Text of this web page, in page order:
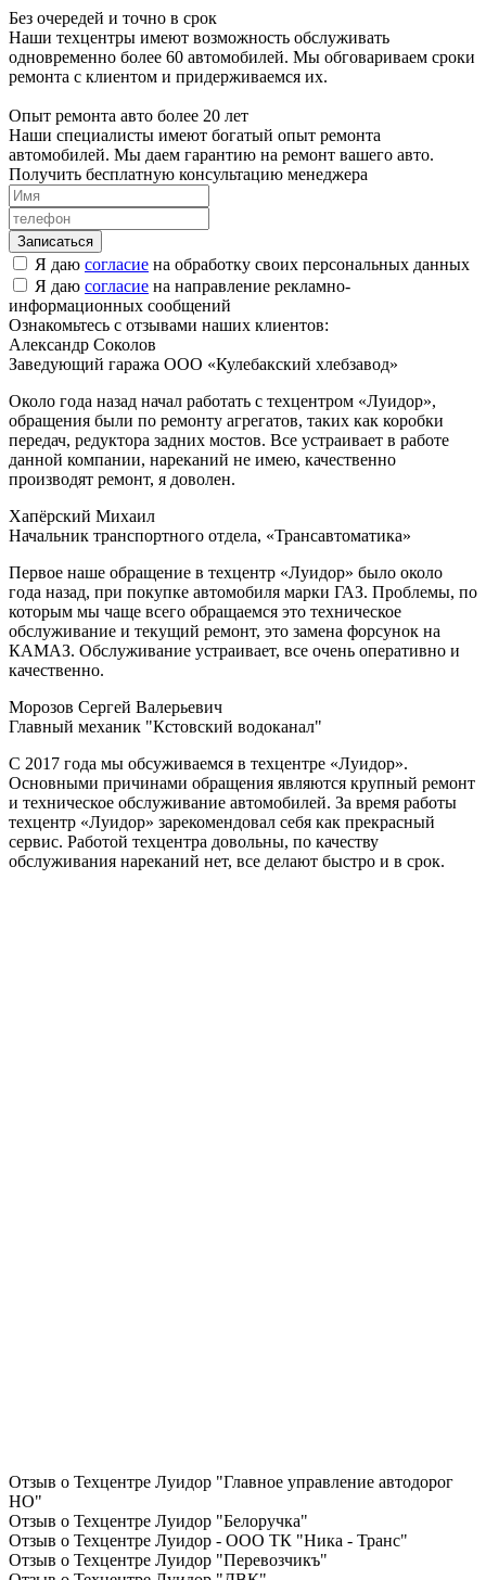
Без очередей и точно в срок
Наши техцентры имеют возможность обслуживать
одновременно более 60 автомобилей. Мы обговариваем сроки
ремонта с клиентом и придерживаемся их.
Опыт ремонта авто более 20 лет
Наши специалисты имеют богатый опыт ремонта
автомобилей. Мы даем гарантию на ремонт вашего авто.
Получить бесплатную консультацию менеджера
Я даю согласие на обработку своих персональных данных
Я даю согласие на направление рекламно-
информационных сообщений
Ознакомьтесь с отзывами наших клиентов:
Александр Соколов
Заведующий гаража ООО «Кулебакский хлебзавод»
Около года назад начал работать с техцентром «Луидор»,
обращения были по ремонту агрегатов, таких как коробки
передач, редуктора задних мостов. Все устраивает в работе
данной компании, нареканий не имею, качественно
производят ремонт, я доволен.
Хапёрский Михаил
Начальник транспортного отдела, «Трансавтоматика»
Первое наше обращение в техцентр «Луидор» было около
года назад, при покупке автомобиля марки ГАЗ. Проблемы, по
которым мы чаще всего обращаемся это техническое
обслуживание и текущий ремонт, это замена форсунок на
КАМАЗ. Обслуживание устраивает, все очень оперативно и
качественно.
Морозов Сергей Валерьевич
Главный механик "Кстовский водоканал"
С 2017 года мы обсуживаемся в техцентре «Луидор».
Основными причинами обращения являются крупный ремонт
и техническое обслуживание автомобилей. За время работы
техцентр «Луидор» зарекомендовал себя как прекрасный
сервис. Работой техцентра довольны, по качеству
обслуживания нареканий нет, все делают быстро и в срок.
Отзыв о Техцентре Луидор "Главное управление автодорог
НО"
Отзыв о Техцентре Луидор "Белоручка"
Отзыв о Техцентре Луидор - ООО ТК "Ника - Транс"
Отзыв о Техцентре Луидор "Перевозчикъ"